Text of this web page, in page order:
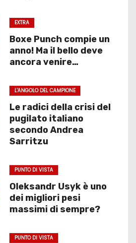
EXTRA
Boxe Punch compie un
anno! Ma il bello deve
ancora venire…
L'ANGOLO DEL CAMPIONE
Le radici della crisi del
pugilato italiano
secondo Andrea
Sarritzu
PUNTO DI VISTA
Oleksandr Usyk è uno
dei migliori pesi
massimi di sempre?
PUNTO DI VISTA